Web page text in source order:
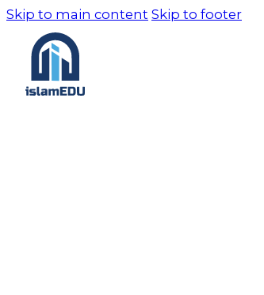
Skip to main content Skip to footer